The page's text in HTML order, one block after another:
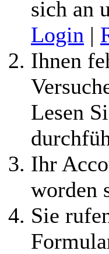
sich an
Login |
Ihnen
Lesen
Ihr
worden
Sie